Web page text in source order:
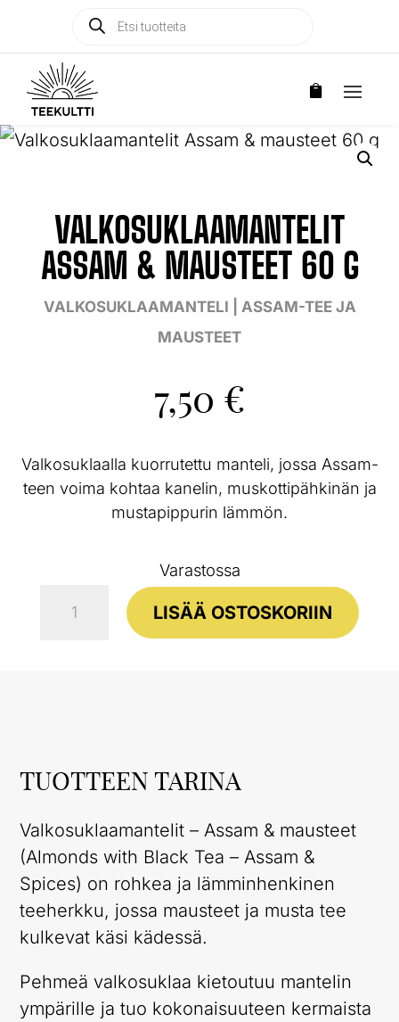
Products
search
Products
search
VALKOSUKLAAMANTELIT
ASSAM & MAUSTEET 60 G
VALKOSUKLAAMANTELI | ASSAM-TEE JA
MAUSTEET
7,50 €
Valkosuklaalla kuorrutettu manteli, jossa Assam-
teen voima kohtaa kanelin, muskottipähkinän ja
mustapippurin lämmön.
Varastossa
Valkosuklaamantelit
määrä
LISÄÄ OSTOSKORIIN
TUOTTEEN TARINA
Valkosuklaamantelit – Assam & mausteet
(Almonds with Black Tea – Assam &
Spices) on rohkea ja lämminhenkinen
teeherkku, jossa mausteet ja musta tee
kulkevat käsi kädessä.
Pehmeä valkosuklaa kietoutuu mantelin
ympärille ja tuo kokonaisuuteen kermaista